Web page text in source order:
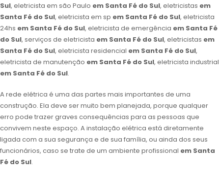
Sul, eletricista em são Paulo em Santa Fé do Sul, eletricistas em
Santa Fé do Sul, eletricista em sp em Santa Fé do Sul, eletricista
24hs em Santa Fé do Sul, eletricista de emergência em Santa Fé
do Sul, serviços de eletricista em Santa Fé do Sul, eletricistas em
Santa Fé do Sul, eletricista residencial em Santa Fé do Sul,
eletricista de manutenção em Santa Fé do Sul, eletricista industrial
em Santa Fé do Sul.
A rede elétrica é uma das partes mais importantes de uma
construção. Ela deve ser muito bem planejada, porque qualquer
erro pode trazer graves consequências para as pessoas que
convivem neste espaço. A instalação elétrica está diretamente
ligada com a sua segurança e de sua família, ou ainda dos seus
funcionários, caso se trate de um ambiente profissional em Santa
Fé do Sul.